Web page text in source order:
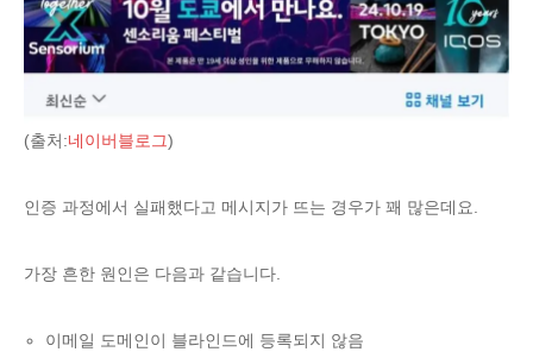
(출처:네이버블로그)
인증 과정에서 실패했다고 메시지가 뜨는 경우가 꽤 많은데요.
가장 흔한 원인은 다음과 같습니다.
이메일 도메인이 블라인드에 등록되지 않음